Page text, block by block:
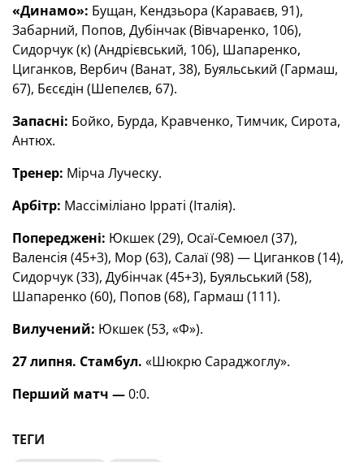
«Динамо»: Бущан, Кендзьора (Караваєв, 91),
Забарний, Попов, Дубінчак (Вівчаренко, 106),
Сидорчук (к) (Андрієвський, 106), Шапаренко,
Циганков, Вербич (Ванат, 38), Буяльський (Гармаш,
67), Бєсєдін (Шепелєв, 67).
Запасні: Бойко, Бурда, Кравченко, Тимчик, Сирота,
Антюх.
Тренер: Мірча Луческу.
Арбітр: Массіміліано Ірраті (Італія).
Попереджені: Юкшек (29), Осаї-Семюел (37),
Валенсія (45+3), Мор (63), Салаї (98) — Циганков (14),
Сидорчук (33), Дубінчак (45+3), Буяльський (58),
Шапаренко (60), Попов (68), Гармаш (111).
Вилучений: Юкшек (53, «Ф»).
27 липня. Стамбул. «Шюкрю Сараджоглу».
Перший матч —0:0.
ТЕГИ